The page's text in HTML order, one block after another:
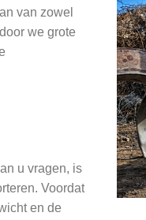
van zowel
we grote
u vragen, is
Voordat
en de